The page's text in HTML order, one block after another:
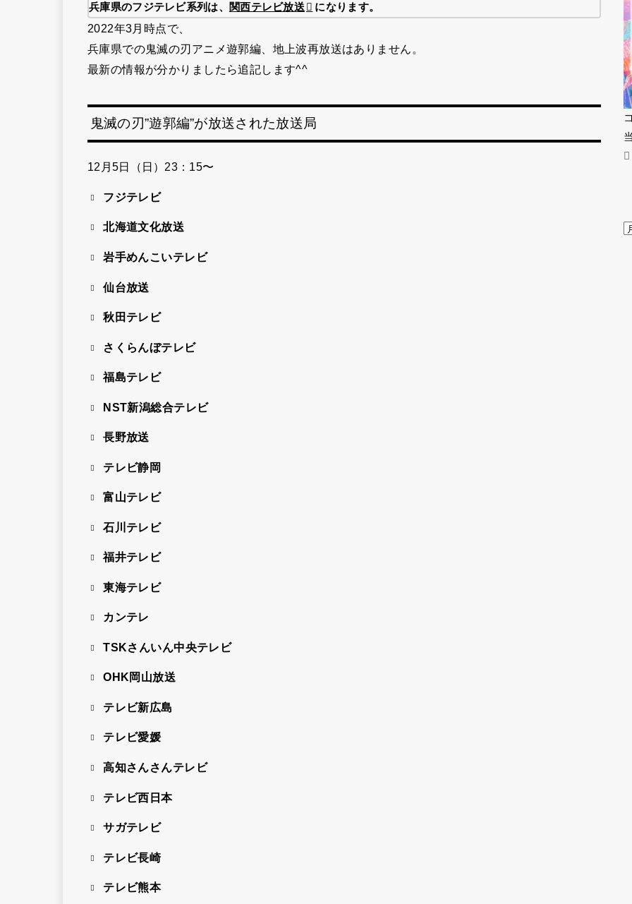
兵庫県のフジテレビ系列は、 関西テレビ放送 になります。
2022年3月時点で、
兵庫県での鬼滅の刃アニメ遊郭編、地上波再放送はありません。
最新の情報が分かりましたら追記します^^
鬼滅の刃”遊郭編”が放送された放送局
12月5日（日）23：15〜
フジテレビ
北海道文化放送
岩手めんこいテレビ
仙台放送
秋田テレビ
さくらんぼテレビ
福島テレビ
NST新潟総合テレビ
長野放送
テレビ静岡
富山テレビ
石川テレビ
福井テレビ
東海テレビ
カンテレ
TSKさんいん中央テレビ
OHK岡山放送
テレビ新広島
テレビ愛媛
高知さんさんテレビ
テレビ西日本
サガテレビ
テレビ長崎
テレビ熊本